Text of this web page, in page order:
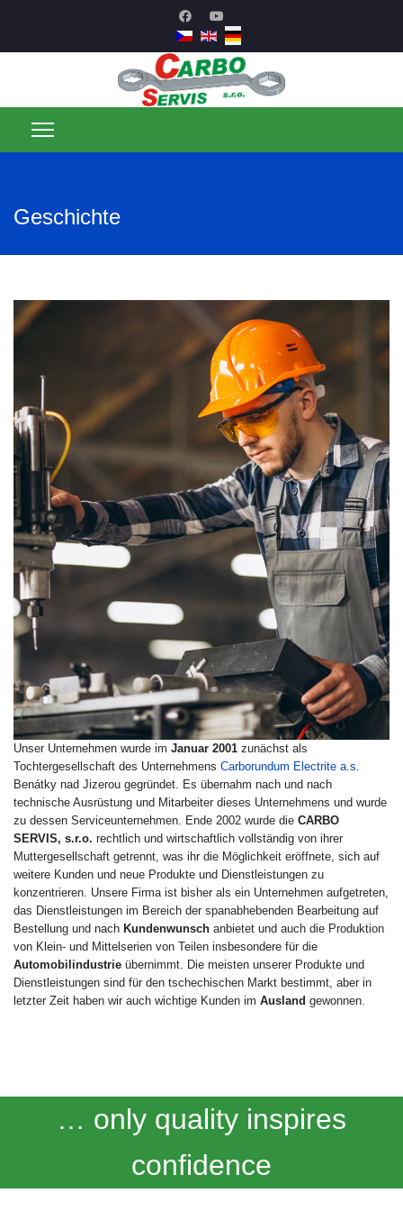
Geschichte
Unser Unternehmen wurde im Januar 2001 zunächst als
Tochtergesellschaft des Unternehmens Carborundum Electrite a.s.
Benátky nad Jizerou gegründet. Es übernahm nach und nach
technische Ausrüstung und Mitarbeiter dieses Unternehmens und wurde
zu dessen Serviceunternehmen. Ende 2002 wurde die CARBO
SERVIS, s.r.o. rechtlich und wirtschaftlich vollständig von ihrer
Muttergesellschaft getrennt, was ihr die Möglichkeit eröffnete, sich auf
weitere Kunden und neue Produkte und Dienstleistungen zu
konzentrieren. Unsere Firma ist bisher als ein Unternehmen aufgetreten,
das Dienstleistungen im Bereich der spanabhebenden Bearbeitung auf
Bestellung und nach Kundenwunsch anbietet und auch die Produktion
von Klein- und Mittelserien von Teilen insbesondere für die
Automobilindustrie übernimmt. Die meisten unserer Produkte und
Dienstleistungen sind für den tschechischen Markt bestimmt, aber in
letzter Zeit haben wir auch wichtige Kunden im Ausland gewonnen.
… only quality inspires
confidence